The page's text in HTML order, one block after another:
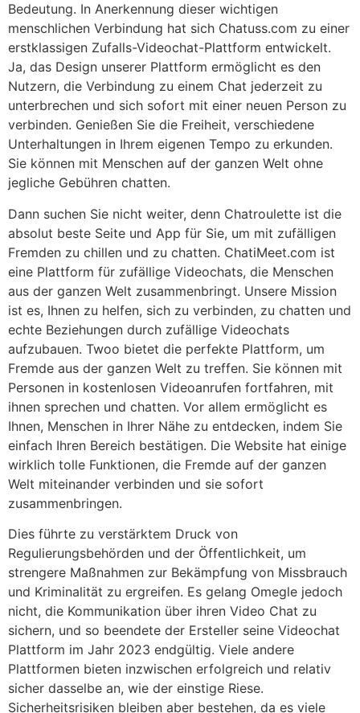
Bedeutung. In Anerkennung dieser wichtigen
menschlichen Verbindung hat sich Chatuss.com zu einer
erstklassigen Zufalls-Videochat-Plattform entwickelt.
Ja, das Design unserer Plattform ermöglicht es den
Nutzern, die Verbindung zu einem Chat jederzeit zu
unterbrechen und sich sofort mit einer neuen Person zu
verbinden. Genießen Sie die Freiheit, verschiedene
Unterhaltungen in Ihrem eigenen Tempo zu erkunden.
Sie können mit Menschen auf der ganzen Welt ohne
jegliche Gebühren chatten.
Dann suchen Sie nicht weiter, denn Chatroulette ist die
absolut beste Seite und App für Sie, um mit zufälligen
Fremden zu chillen und zu chatten. ChatiMeet.com ist
eine Plattform für zufällige Videochats, die Menschen
aus der ganzen Welt zusammenbringt. Unsere Mission
ist es, Ihnen zu helfen, sich zu verbinden, zu chatten und
echte Beziehungen durch zufällige Videochats
aufzubauen. Twoo bietet die perfekte Plattform, um
Fremde aus der ganzen Welt zu treffen. Sie können mit
Personen in kostenlosen Videoanrufen fortfahren, mit
ihnen sprechen und chatten. Vor allem ermöglicht es
Ihnen, Menschen in Ihrer Nähe zu entdecken, indem Sie
einfach Ihren Bereich bestätigen. Die Website hat einige
wirklich tolle Funktionen, die Fremde auf der ganzen
Welt miteinander verbinden und sie sofort
zusammenbringen.
Dies führte zu verstärktem Druck von
Regulierungsbehörden und der Öffentlichkeit, um
strengere Maßnahmen zur Bekämpfung von Missbrauch
und Kriminalität zu ergreifen. Es gelang Omegle jedoch
nicht, die Kommunikation über ihren Video Chat zu
sichern, und so beendete der Ersteller seine Videochat
Plattform im Jahr 2023 endgültig. Viele andere
Plattformen bieten inzwischen erfolgreich und relativ
sicher dasselbe an, wie der einstige Riese.
Sicherheitsrisiken bleiben aber bestehen, da es viele